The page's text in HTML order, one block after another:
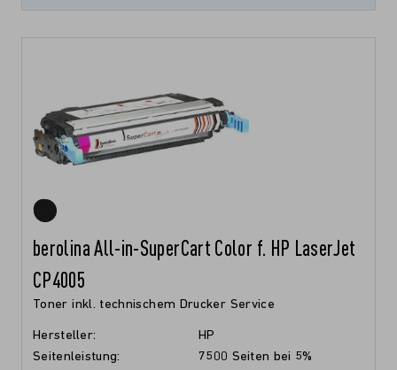
berolina All-in-SuperCart Color f. HP LaserJet
CP4005
Toner inkl. technischem Drucker Service
Hersteller:
HP
Seitenleistung:
7500 Seiten bei 5%